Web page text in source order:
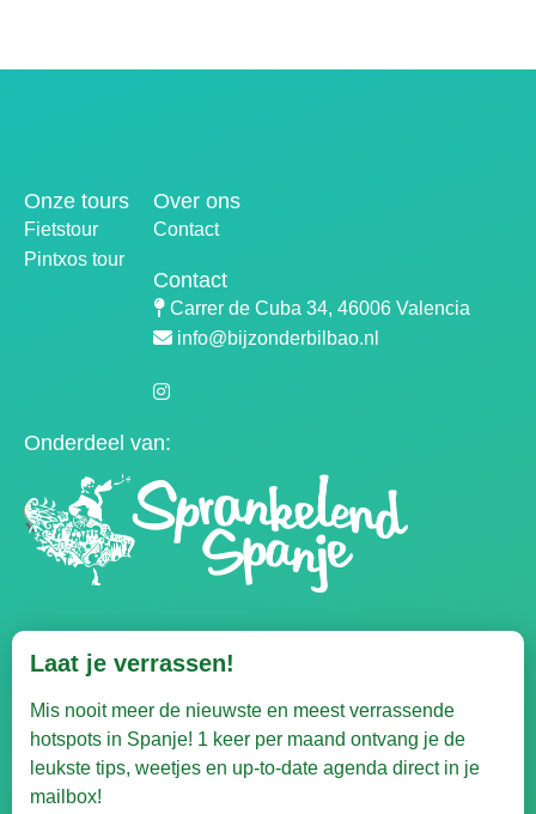
Onze tours
Fietstour
Pintxos tour
Over ons
Contact
Contact
Carrer de Cuba 34, 46006 Valencia
info@bijzonderbilbao.nl
Onderdeel van:
Laat je verrassen!
Mis nooit meer de nieuwste en meest verrassende
hotspots in Spanje! 1 keer per maand ontvang je de
leukste tips, weetjes en up-to-date agenda direct in je
mailbox!